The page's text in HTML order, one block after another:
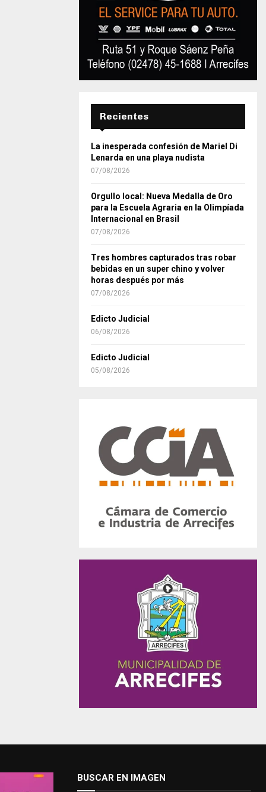
Recientes
La inesperada confesión de Mariel Di
Lenarda en una playa nudista
07/08/2026
Orgullo local: Nueva Medalla de Oro
para la Escuela Agraria en la Olimpíada
Internacional en Brasil
07/08/2026
Tres hombres capturados tras robar
bebidas en un super chino y volver
horas después por más
07/08/2026
Edicto Judicial
06/08/2026
Edicto Judicial
05/08/2026
BUSCAR EN IMAGEN